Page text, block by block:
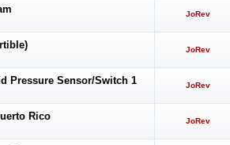
JoRev
JoRev
Pressure Sensor/Switch 1 JoRev
Rico JoRev